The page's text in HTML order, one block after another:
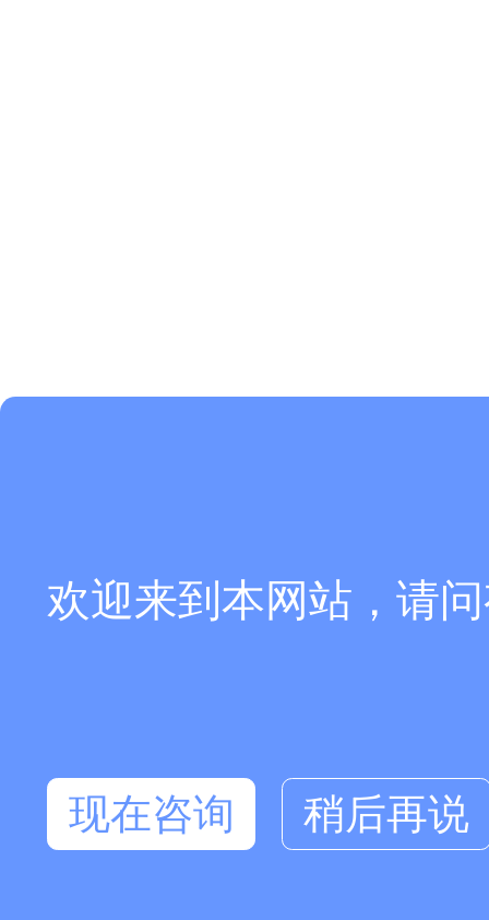
欢迎来到本网站，请
现在咨询 稍后再说